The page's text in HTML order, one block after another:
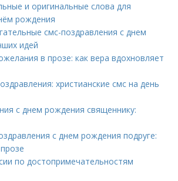
и оригинальные слова для
рождения
смс-поздравления с днем
идей
в прозе: как вера вдохновляет
христианские смс на день
с днем рождения священнику:
с днем рождения подруге:
по достопримечательностям